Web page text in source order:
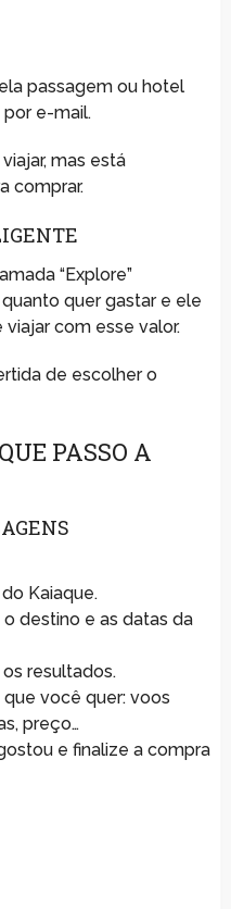
passagem ou hotel
e-mail.
mas está
comprar.
“Explore”
quer gastar e ele
com esse valor.
de escolher o
PASSO A
Kaiaque.
destino e as datas da
resultados.
você quer: voos
preço…
e finalize a compra